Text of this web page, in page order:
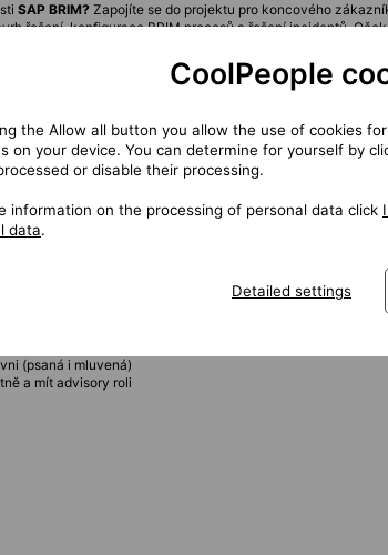
SAP BRIM? Zapojíte se do projektu pro koncového
řešení, konfigurace BRIM procesů a řešení incidentů.
je také samostatnost a komunikativní angličtina. Pokud
na invoicing a BRIM procesy
BRIM (Convergent Invoicing)
s ABAP/functional týmem
workflow procesy
Invoicing
(Convergent Charging, Mediation)
procesů
(psaná i mluvená)
a mít advisory roli
CoolPeople
the Allow all button you allow the use of cookies
on your device. You can determine for yourself by
or disable their processing.
information on the processing of personal data click
data.
Detailed settings